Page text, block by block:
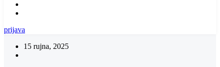
prijava
15 rujna, 2025